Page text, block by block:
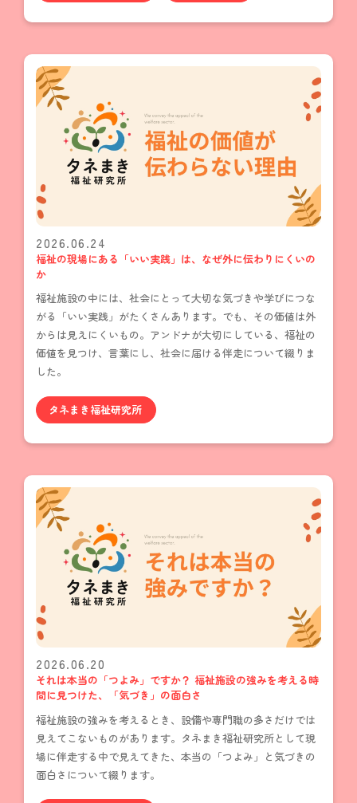
2026.06.24
福祉の現場にある「いい実践」は、なぜ外に伝わりにくいの
か
福祉施設の中には、社会にとって大切な気づきや学びにつな
がる「いい実践」がたくさんあります。でも、その価値は外
からは見えにくいもの。アンドナが大切にしている、福祉の
価値を見つけ、言葉にし、社会に届ける伴走について綴りま
した。
タネまき福祉研究所
2026.06.20
それは本当の「つよみ」ですか？ 福祉施設の強みを考える時
間に見つけた、「気づき」の面白さ
福祉施設の強みを考えるとき、設備や専門職の多さだけでは
見えてこないものがあります。タネまき福祉研究所として現
場に伴走する中で見えてきた、本当の「つよみ」と気づきの
面白さについて綴ります。